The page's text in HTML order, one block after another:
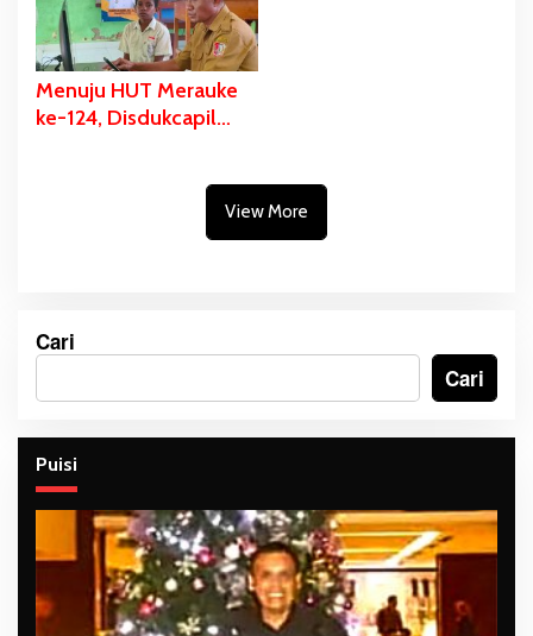
Menuju HUT Merauke
ke-124, Disdukcapil
View More
Cari
Cari
Puisi